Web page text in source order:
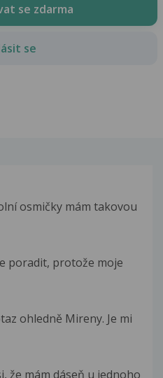
se zdarma
se
osmičky mám takovou
poradit, protože moje
ohledně Mireny. Je mi
že mám dáseň u jednoho